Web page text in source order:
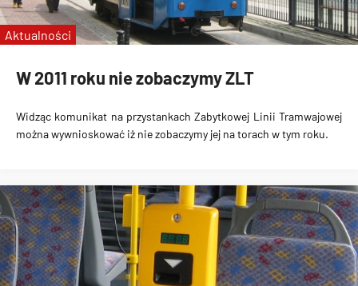
W 2011 roku nie zobaczymy ZLT
Widząc komunikat na przystankach Zabytkowej Linii Tramwajowej
można wywnioskować iż nie zobaczymy jej na torach w tym roku.
Aktualności